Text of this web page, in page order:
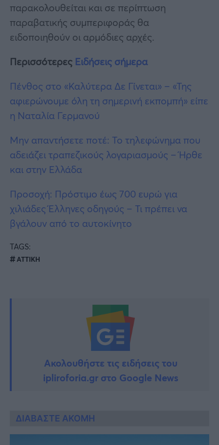
παρακολουθείται και σε περίπτωση
παραβατικής συμπεριφοράς θα
ειδοποιηθούν οι αρμόδιες αρχές.
Περισσότερες Ειδήσεις σήμερα
Πένθος στο «Καλύτερα Δε Γίνεται» – «Της
αφιερώνουμε όλη τη σημερινή εκπομπή» είπε
η Ναταλία Γερμανού
Μην απαντήσετε ποτέ: Το τηλεφώνημα που
αδειάζει τραπεζικούς λογαριασμούς – Ήρθε
και στην Ελλάδα
Προσοχή: Πρόστιμo έως 700 ευρώ για
χιλιάδες Έλληνες οδηγούς – Τι πρέπει να
βγάλουν από το αυτοκίνητο
TAGS:
ΑΤΤΙΚΗ
Ακολουθήστε τις ειδήσεις του
ipliroforia.gr στο Google News
ΔΙΑΒΑΣΤΕ ΑΚΟΜΗ